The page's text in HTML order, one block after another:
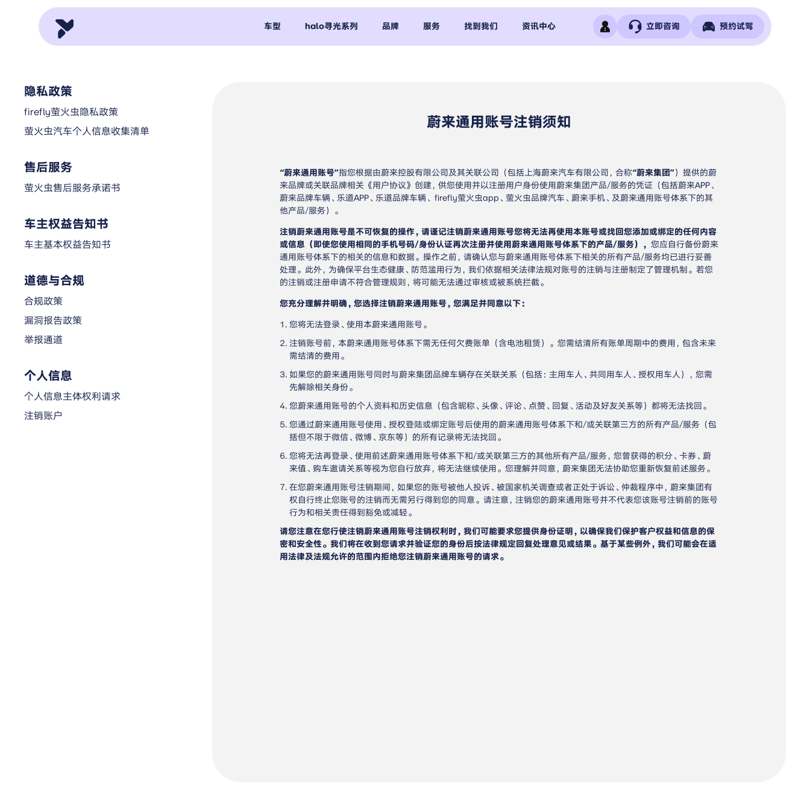
车型 halo寻光系列 品牌 服务 找到我们 资讯中心 立即咨询 预约试驾
蔚来通用账号注销须知
“蔚来通用账号”指您根据由蔚来控股有限公司及其关联公司（包括上海蔚来汽车有限公司，合称“蔚来集团”）提供的蔚
来品牌或关联品牌相关《用户协议》创建，供您使用并以注册用户身份使用蔚来集团产品/服务的凭证（包括蔚来APP、
蔚来品牌车辆、乐道APP、乐道品牌车辆、firefly萤火虫app、萤火虫品牌汽车、蔚来手机、及蔚来通用账号体系下的其
他产品/服务）。
注销蔚来通用账号是不可恢复的操作，请谨记注销蔚来通用账号您将无法再使用本账号或找回您添加或绑定的任何内容
或信息（即使您使用相同的手机号码/身份认证再次注册并使用蔚来通用账号体系下的产品/服务）， 您应自行备份蔚来
通用账号体系下的相关的信息和数据。操作之前，请确认您与蔚来通用账号体系下相关的所有产品/服务均已进行妥善
处理。此外，为确保平台生态健康、防范滥用行为，我们依据相关法律法规对账号的注销与注册制定了管理机制。若您
的注销或注册申请不符合管理规则，将可能无法通过审核或被系统拦截。
您充分理解并明确，您选择注销蔚来通用账号，您满足并同意以下：
您将无法登录、使用本蔚来通用账号。
注销账号前，本蔚来通用账号体系下需无任何欠费账单（含电池租赁）。您需结清所有账单周期中的费用，包含未来
需结清的费用。
如果您的蔚来通用账号同时与蔚来集团品牌车辆存在关联关系（包括：主用车人、共同用车人、授权用车人），您需
先解除相关身份。
您蔚来通用账号的个人资料和历史信息（包含昵称、头像、评论、点赞、回复、活动及好友关系等）都将无法找回。
您通过蔚来通用账号使用、授权登陆或绑定账号后使用的蔚来通用账号体系下和/或关联第三方的所有产品/服务（包
括但不限于微信、微博、京东等）的所有记录将无法找回。
您将无法再登录、使用前述蔚来通用账号体系下和/或关联第三方的其他所有产品/服务，您曾获得的积分、卡券、蔚
来值、购车邀请关系等视为您自行放弃，将无法继续使用。您理解并同意，蔚来集团无法协助您重新恢复前述服务。
在您蔚来通用账号注销期间，如果您的账号被他人投诉、被国家机关调查或者正处于诉讼、仲裁程序中，蔚来集团有
权自行终止您账号的注销而无需另行得到您的同意。请注意，注销您的蔚来通用账号并不代表您该账号注销前的账号
行为和相关责任得到豁免或减轻。
请您注意在您行使注销蔚来通用账号注销权利时，我们可能要求您提供身份证明，以确保我们保护客户权益和信息的保
密和安全性。我们将在收到您请求并验证您的身份后按法律规定回复处理意见或结果。基于某些例外，我们可能会在适
用法律及法规允许的范围内拒绝您注销蔚来通用账号的请求。
隐私政策
firefly萤火虫隐私政策
萤火虫汽车个人信息收集清单
售后服务
萤火虫售后服务承诺书
车主权益告知书
车主基本权益告知书
道德与合规
合规政策
漏洞报告政策
举报通道
个人信息
个人信息主体权利请求
注销账户